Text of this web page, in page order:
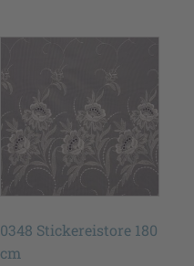
0348 Stickereistore 180
cm